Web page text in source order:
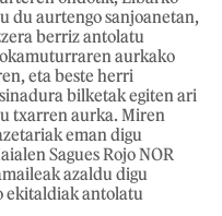
du aurtengo sanjoanetan,
berriz antolatu
aurkako
eta beste herri
bilketak egiten ari
txarren aurka. Miren
eman digu
Sagues Rojo NOR
azaldu digu
ekitaldiak antolatu